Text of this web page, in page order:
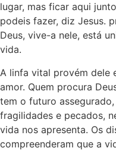
lugar, mas ficar aqui
podeis fazer, diz Jesus.
Deus, vive-a nele, está
vida.
A linfa vital provém dele
amor. Quem procura
tem o futuro
fragilidades e pecados,
vida nos apresenta. Os
compreenderam que a